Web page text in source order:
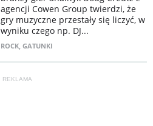
agencji Cowen Group twierdzi, że
gry muzyczne przestały się liczyć, w
wyniku czego np. DJ...
ROCK, GATUNKI
REKLAMA